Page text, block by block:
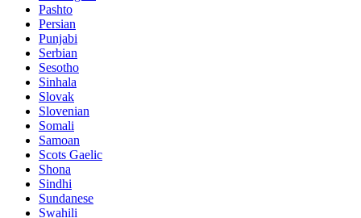
Pashto
Persian
Punjabi
Serbian
Sesotho
Sinhala
Slovak
Slovenian
Somali
Samoan
Scots Gaelic
Shona
Sindhi
Sundanese
Swahili